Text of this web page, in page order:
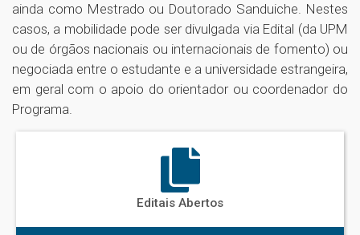
ainda como Mestrado ou Doutorado Sanduiche. Nestes
casos, a mobilidade pode ser divulgada via Edital (da UPM
ou de órgãos nacionais ou internacionais de fomento) ou
negociada entre o estudante e a universidade estrangeira,
em geral com o apoio do orientador ou coordenador do
Programa.
Editais Abertos